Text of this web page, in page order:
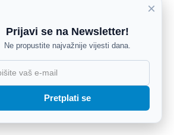
×
Prijavi se na Newsletter!
Ne propustite najvažnije vijesti dana.
Pretplati se